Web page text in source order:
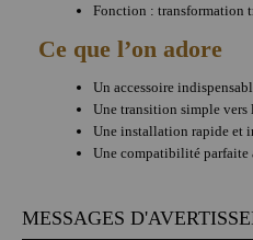
Fonction : transformation
Ce que l’on adore
Un accessoire
Une transition simple vers
Une installation rapide et
Une compatibilité parfaite
MESSAGES